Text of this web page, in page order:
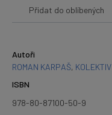
Přidat do oblíbených
Autoři
ROMAN KARPAŠ, KOLEKTIV
ISBN
978-80-87100-50-9